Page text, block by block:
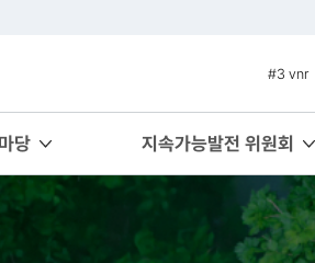
#4 관세
#5 esg
#6 빈곤
#7 un
#1 경제
#2 환경
당 지속가능발전 위원회